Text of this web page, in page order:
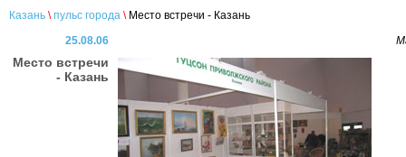
Казань \ пульс города \Место встречи - Казань
25.08.06
Место встречи
- Казань